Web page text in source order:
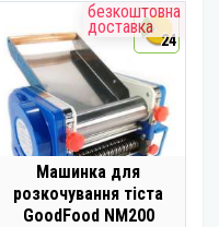
безкоштовна
доставка
24
Машинка для
розкочування тіста
GoodFood NM200